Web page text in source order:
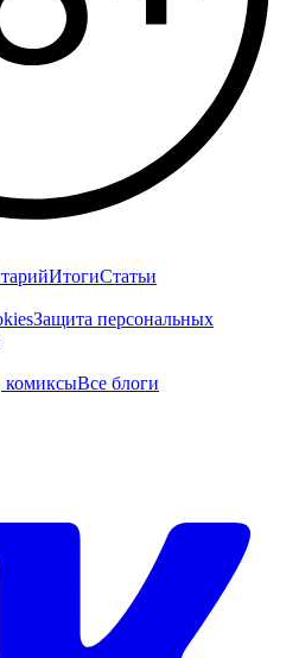
ИтогиСтатьи
Защита персональных
комиксыВсе блоги